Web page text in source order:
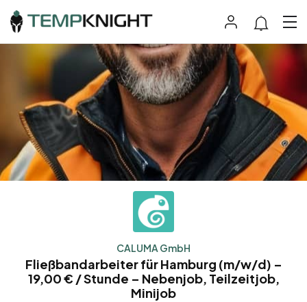
CALUMA GmbH
Fließbandarbeiter für Hamburg (m/w/d) –
19,00 € / Stunde – Nebenjob, Teilzeitjob,
Minijob